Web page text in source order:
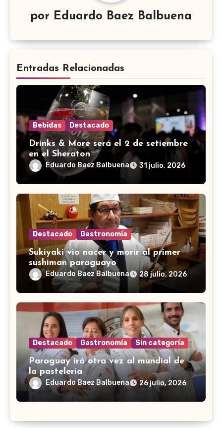
por Eduardo Baez Balbuena
Entradas Relacionadas
Bebidas Destacado
Drinks & More será el 2 de setiembre
en el Sheraton
Eduardo Baez Balbuena 31 julio, 2026
Destacado Gastronomía
Sukiyaki vio nacer y morir al primer
sushiman paraguayo
Eduardo Baez Balbuena 28 julio, 2026
Destacado Gastronomía Sin categoría
Paraguay irá otra vez al mundial de
la pastelería
Eduardo Baez Balbuena 26 julio, 2026